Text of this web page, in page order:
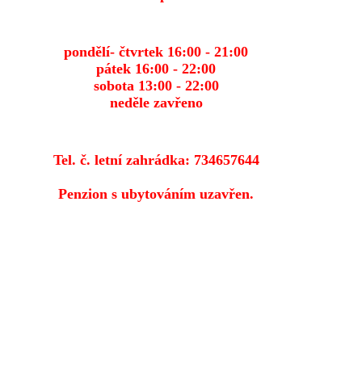
pondělí- čtvrtek 16:00 - 21:00
pátek 16:00 - 22:00
sobota 13:00 - 22:00
neděle zavřeno
Tel. č. letní zahrádka: 734657644
Penzion s ubytováním uzavřen.